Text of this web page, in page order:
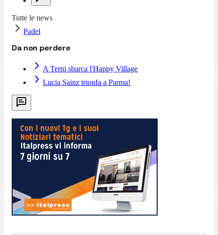
Tutte le news
Padel
Da non perdere
A Terni sbarca l'Happy Village
Lucia Sainz trionfa a Parma!